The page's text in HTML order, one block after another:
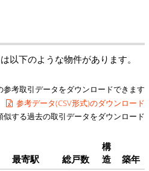
以下のような物件があります。
参考取引データをダウンロードできます
参考データ(CSV形式)のダウンロード
する過去の取引データをダウンロード
最寄駅 総戸数
構
造
築年